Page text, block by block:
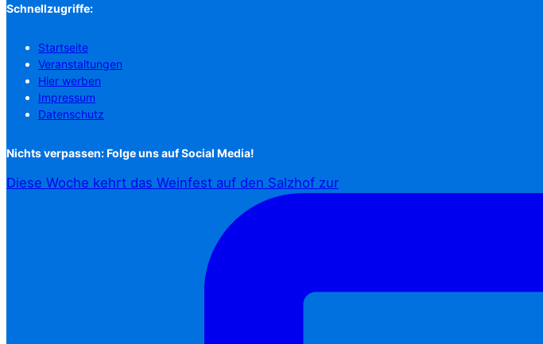
Schnellzugriffe:
Startseite
Veranstaltungen
Hier werben
Impressum
Datenschutz
Nichts verpassen: Folge uns auf Social Media!
Diese Woche kehrt das Weinfest auf den Salzhof zur